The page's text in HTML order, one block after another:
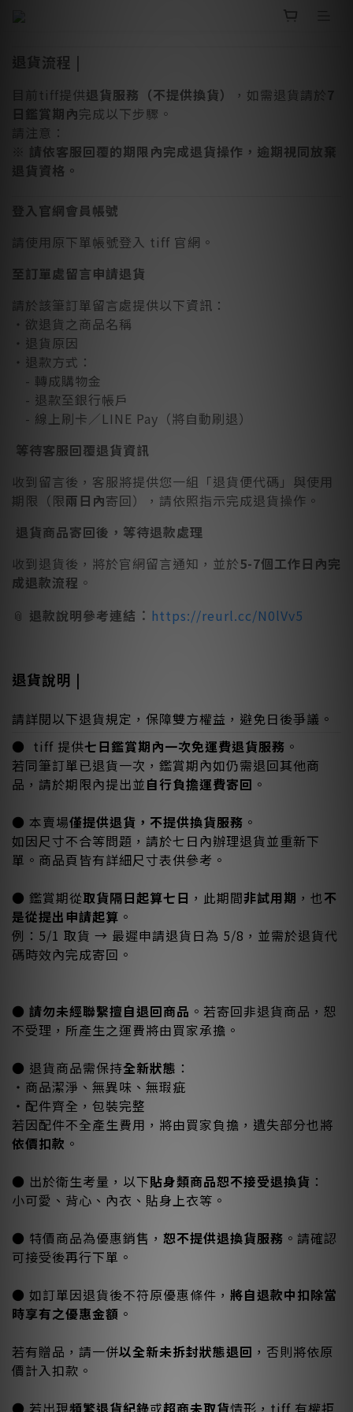
退貨流程 |
目前tiff提供退貨服務（不提供換貨） ，如需退貨請於
日鑑賞期內完成以下步驟。
請注意：
※ 請依客服回覆的期限內完成退貨操作，逾期視同放棄
退貨資格。
登入官網會員帳號
請使用原下單帳號登入 tiff 官網。
至訂單處留言申請退貨
請於該筆訂單留言處提供以下資訊：
・欲退貨之商品名稱
・退貨原因
・退款方式：
- 轉成購物金
- 退款至銀行帳戶
- 線上刷卡／LINE Pay（將自動刷退）
等待客服回覆退貨資訊
收到留言後，客服將提供您一組「退貨便代碼」與使用
期限（限兩日內寄回），請依照指示完成退貨操作。
退貨商品寄回後，等待退款處理
收到退貨後，將於官網留言通知，並於5-7個工作日內完
成退款流程 。
📎 退款說明參考連結 ： https://reurl.cc/N0lVv5
退貨說明 |
請詳閱以下退貨規定，保障雙方權益，避免日後爭議。
● tiff 提供七日鑑賞期內一次免運費退貨服務 。
若同筆訂單已退貨一次，鑑賞期內如仍需退回其他商
品，請於期限內提出並自行負擔運費寄回 。
● 本賣場僅提供退貨，不提供換貨服務 。
如因尺寸不合等問題，請於七日內辦理退貨並重新下
單。商品頁皆有詳細尺寸表供參考。
● 鑑賞期從取貨隔日起算七日 ，此期間非試用期 ，也不
是從提出申請起算 。
例：5/1 取貨 → 最遲申請退貨日為 5/8，並需於退貨代
碼時效內完成寄回。
● 請勿未經聯繫擅自退回商品 。若寄回非退貨商品，恕
不受理，所產生之運費將由買家承擔。
● 退貨商品需保持全新狀態 ：
・商品潔淨、無異味、無瑕疵
・配件齊全，包裝完整
若因配件不全產生費用，將由買家負擔，遺失部分也將
依價扣款 。
● 出於衛生考量，以下貼身類商品恕不接受退換貨 ：
小可愛、背心、內衣、貼身上衣等。
● 特價商品為優惠銷售， 恕不提供退換貨服務 。請確認
可接受後再行下單。
● 如訂單因退貨後不符原優惠條件， 將自退款中扣除當
時享有之優惠金額 。
若有贈品，請一併以全新未拆封狀態退回 ，否則將依原
價計入扣款。
● 若出現頻繁退貨紀錄或超商未取貨情形，tiff 有權拒